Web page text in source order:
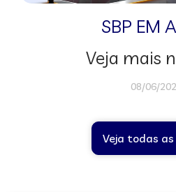
SBP EM
Veja mais
08/06/
Veja todas